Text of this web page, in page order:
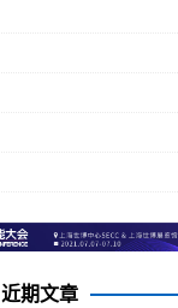
近期文章